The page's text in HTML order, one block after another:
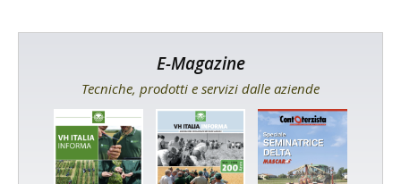
E-Magazine
Tecniche, prodotti e servizi dalle aziende